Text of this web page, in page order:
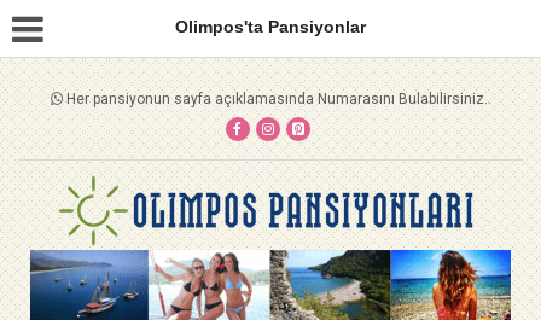
Olimpos'ta Pansiyonlar
Her pansiyonun sayfa açıklamasında Numarasını Bulabilirsiniz..